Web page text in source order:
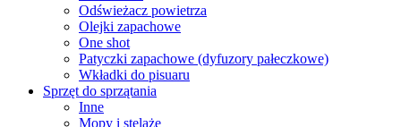
Odświeżacz powietrza
Olejki zapachowe
One shot
Patyczki zapachowe (dyfuzory pałeczkowe)
Wkładki do pisuaru
Sprzęt do sprzątania
Inne
Mopy i stelaże